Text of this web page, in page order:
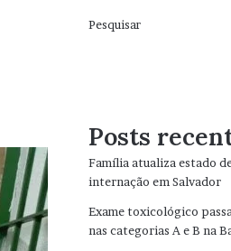
Pesquisar
Posts
Família atualiza estado
internação em Salvador
Exame toxicológico
nas categorias A e B na